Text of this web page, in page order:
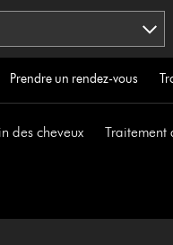
Prendre un rendez-vous
des cheveux Traitement